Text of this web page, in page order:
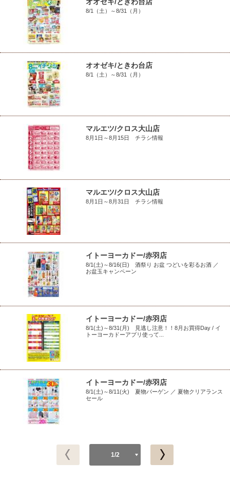
オオゼキ/ときわ台店
8/1（土）～8/31（月）
オオゼキ/ときわ台店
8/1（土）～8/31（月）
マルエツ/クロス大山店
8月1日～8月15日 チラシ情報
マルエツ/クロス大山店
8月1日～8月31日 チラシ情報
イトーヨーカドー/赤羽店
8/1(土)～8/16(日) 酒祭り お盆 つどいを彩るお酒 ／
お盆玉キャンペーン
イトーヨーカドー/赤羽店
8/1(土)～8/31(月) 見逃し注意！！8月お買得Day / イ
トーヨーカドーアプリ使って...
イトーヨーカドー/赤羽店
8/1(土)～8/11(火) 夏物バーゲン ／ 夏物クリアランス
セール
1/2